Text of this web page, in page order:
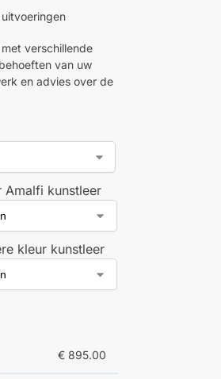
verschillende
van uw
en advies over de
Amalfi kunstleer
kleur kunstleer
€ 895.00